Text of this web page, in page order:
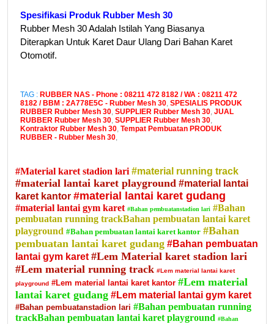
Spesifikasi Produk Rubber Mesh 30
Rubber Mesh 30 Adalah Istilah Yang Biasanya
Diterapkan Untuk Karet Daur Ulang Dari Bahan Karet
Otomotif.
TAG : RUBBER NAS - Phone : 08211 472 8182 / WA : 08211 472
8182 / BBM : 2A778E5C - Rubber Mesh 30, SPESIALIS PRODUK
RUBBER Rubber Mesh 30, SUPPLIER Rubber Mesh 30, JUAL
RUBBER Rubber Mesh 30, SUPPLIER Rubber Mesh 30,
Kontraktor Rubber Mesh 30, Tempat Pembuatan PRODUK
RUBBER - Rubber Mesh 30,
#Material karet stadion lari #material running track
#material lantai karet playground #material lantai
karet kantor #material lantai karet gudang
#material lantai gym karet #Bahan pembuatanstadion lari #Bahan
pembuatan running trackBahan pembuatan lantai karet
playground #Bahan pembuatan lantai karet kantor #Bahan
pembuatan lantai karet gudang #Bahan pembuatan
lantai gym karet #Lem Material karet stadion lari
#Lem material running track #Lem material lantai karet
playground #Lem material lantai karet kantor #Lem material
lantai karet gudang #Lem material lantai gym karet
#Bahan pembuatanstadion lari #Bahan pembuatan running
trackBahan pembuatan lantai karet playground #Bahan